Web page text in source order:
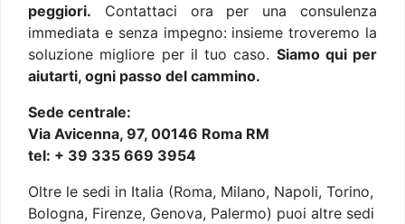
peggiori. Contattaci ora per una consulenza
immediata e senza impegno: insieme troveremo la
soluzione migliore per il tuo caso. Siamo qui per
aiutarti, ogni passo del cammino.
Sede centrale:
Via Avicenna, 97, 00146 Roma RM
tel: + 39 335 669 3954
Oltre le sedi in Italia (Roma, Milano, Napoli, Torino,
Bologna, Firenze, Genova, Palermo) puoi altre sedi